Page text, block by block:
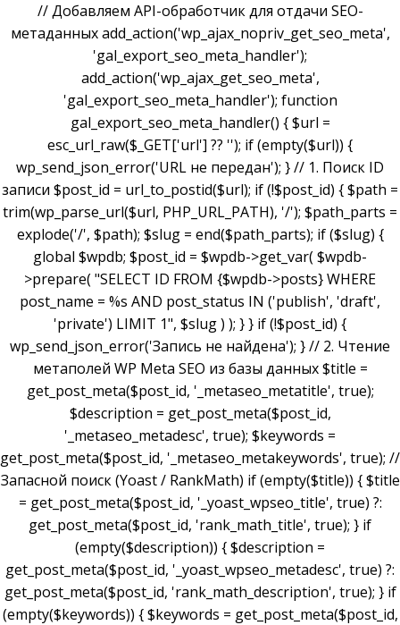
// Добавляем API-обработчик для отдачи SEO-
метаданных add_action('wp_ajax_nopriv_get_seo_meta',
'gal_export_seo_meta_handler');
add_action('wp_ajax_get_seo_meta',
'gal_export_seo_meta_handler'); function
gal_export_seo_meta_handler() { $url =
esc_url_raw($_GET['url'] ?? ''); if (empty($url)) {
wp_send_json_error('URL не передан'); } // 1. Поиск ID
записи $post_id = url_to_postid($url); if (!$post_id) { $path =
trim(wp_parse_url($url, PHP_URL_PATH), '/'); $path_parts =
explode('/', $path); $slug = end($path_parts); if ($slug) {
global $wpdb; $post_id = $wpdb->get_var( $wpdb-
>prepare( "SELECT ID FROM {$wpdb->posts} WHERE
post_name = %s AND post_status IN ('publish', 'draft',
'private') LIMIT 1", $slug ) ); } } if (!$post_id) {
wp_send_json_error('Запись не найдена'); } // 2. Чтение
метаполей WP Meta SEO из базы данных $title =
get_post_meta($post_id, '_metaseo_metatitle', true);
$description = get_post_meta($post_id,
'_metaseo_metadesc', true); $keywords =
get_post_meta($post_id, '_metaseo_metakeywords', true); //
Запасной поиск (Yoast / RankMath) if (empty($title)) { $title
= get_post_meta($post_id, '_yoast_wpseo_title', true) ?:
get_post_meta($post_id, 'rank_math_title', true); } if
(empty($description)) { $description =
get_post_meta($post_id, '_yoast_wpseo_metadesc', true) ?:
get_post_meta($post_id, 'rank_math_description', true); } if
(empty($keywords)) { $keywords = get_post_meta($post_id,